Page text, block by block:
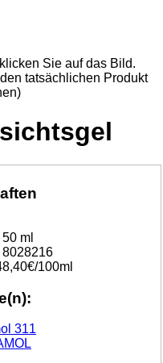
Sie auf das Bild.
tatsächlichen Produkt
50 ml
8028216
100ml
311